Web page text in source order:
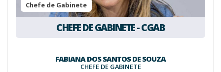
Chefe de Gabinete
CHEFE DE GABINETE - CGAB
FABIANA DOS SANTOS DE SOUZA
CHEFE DE GABINETE